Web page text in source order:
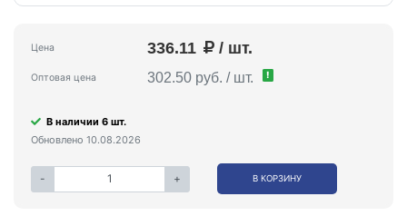
Цена 336.11 / шт.
Оптовая цена 302.50 руб. / шт. !
В наличии 6 шт.
Обновлено 10.08.2026
- + В КОРЗИНУ